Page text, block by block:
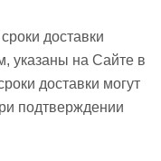
доставки
указаны на Сайте в
доставки могут
подтверждении